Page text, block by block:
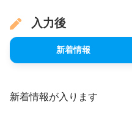
入力後
新着情報
新着情報が入ります